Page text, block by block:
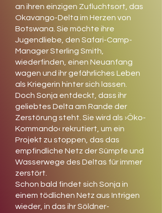
an ihren einzigen Zufluchtsort, das
Okavango-Delta im Herzen von
Botswana. Sie möchte ihre
Jugendliebe, den Safari-Camp-
Manager Sterling Smith,
wiederfinden, einen Neuanfang
wagen und ihr gefährliches Leben
als Kriegerin hinter sich lassen.
Doch Sonja entdeckt, dass ihr
geliebtes Delta am Rande der
Zerstörung steht. Sie wird als ›Öko-
Kommando‹ rekrutiert, um ein
Projekt zu stoppen, das das
empfindliche Netz der Sümpfe und
Wasserwege des Deltas für immer
zerstört.
Schon bald findet sich Sonja in
einem tödlichen Netz aus Intrigen
wieder, in das ihr Söldner-